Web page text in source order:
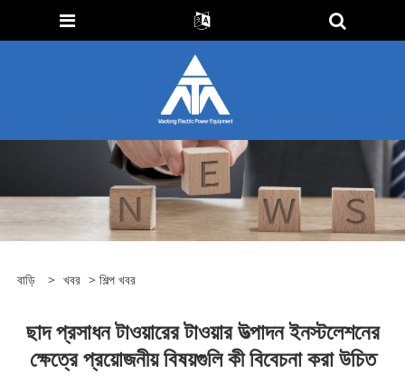
বাড়ি > খবর > শিল্প খবর
ছাদ প্রসাধন টাওয়ারের টাওয়ার উত্পাদন ইনস্টলেশনের
ক্ষেত্রে প্রয়োজনীয় বিষয়গুলি কী বিবেচনা করা উচিত